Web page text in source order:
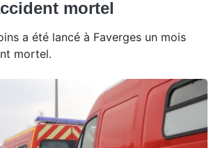
mortel
a été lancé à Faverges un mois
mortel.